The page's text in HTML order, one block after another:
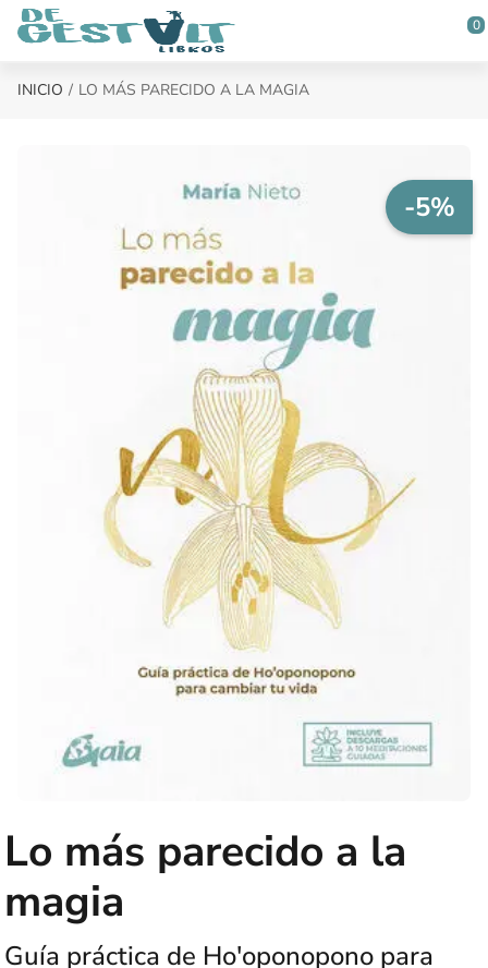
Saltar al contenido principal
0
INICIO LO MÁS PARECIDO A LA MAGIA
-5%
Lo más parecido a la
magia
Guía práctica de Ho'oponopono para